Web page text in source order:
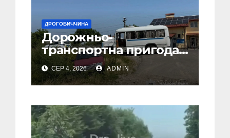
ДРОГОБИЧЧИНА
Дорожньо-
транспортна пригода
у селі Попелі на
Дрогобиччині
СЕР 4, 2026 ADMIN